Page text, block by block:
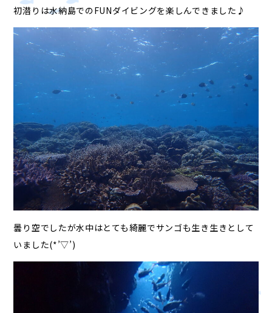
初潜りは水納島でのFUNダイビングを楽しんできました♪
曇り空でしたが水中はとても綺麗でサンゴも生き生きとして
いました(*’▽’)